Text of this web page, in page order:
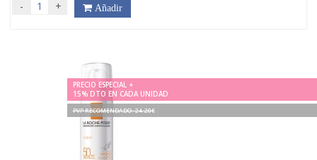
- + Añadir
PRECIO ESPECIAL +
15% DTO EN CADA UNIDAD
PVP RECOMENDADO. 24.20€